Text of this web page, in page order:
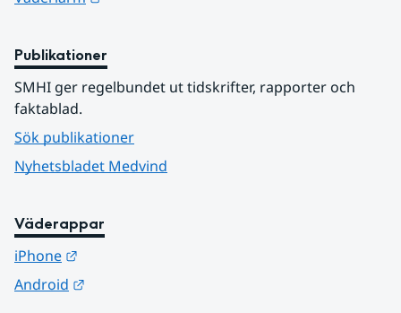
Publikationer
SMHI ger regelbundet ut tidskrifter, rapporter och
faktablad.
Sök publikationer
Nyhetsbladet Medvind
Väderappar
iPhone
Android